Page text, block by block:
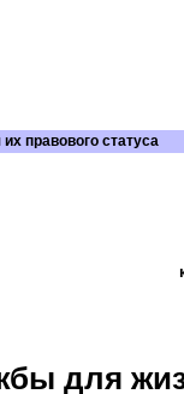
правового статуса
для